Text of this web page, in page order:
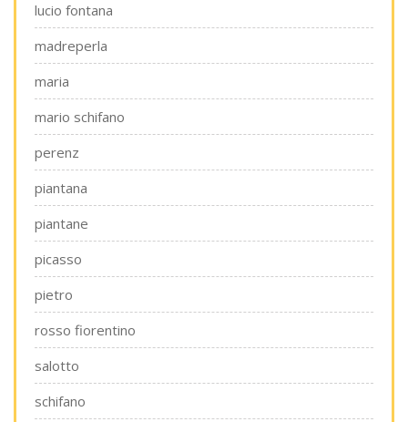
lucio fontana
madreperla
maria
mario schifano
perenz
piantana
piantane
picasso
pietro
rosso fiorentino
salotto
schifano